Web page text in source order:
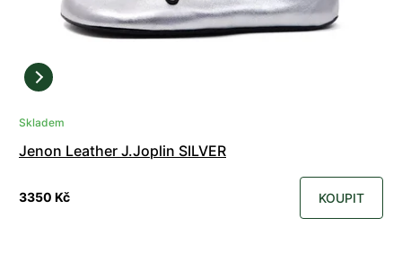
Skladem
Jenon Leather J.Joplin SILVER
3350 Kč KOUPIT